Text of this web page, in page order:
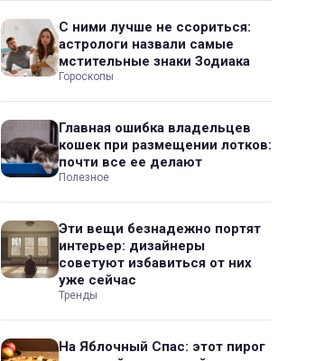
С ними лучше не ссориться:
астрологи назвали самые
мстительные знаки Зодиака
Гороскопы
Главная ошибка владельцев
кошек при размещении лотков:
почти все ее делают
Полезное
Эти вещи безнадежно портят
интерьер: дизайнеры
советуют избавиться от них
уже сейчас
Тренды
На Яблочный Спас: этот пирог